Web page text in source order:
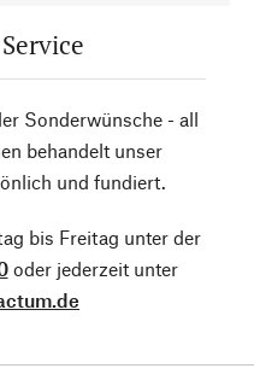
Sonderwünsche - all
behandelt unser
und fundiert.
bis Freitag unter der
oder jederzeit unter